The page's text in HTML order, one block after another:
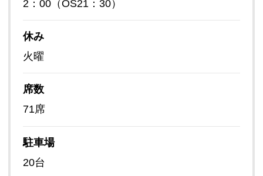
2：00（OS21：30）
休み
火曜
席数
71席
駐車場
20台